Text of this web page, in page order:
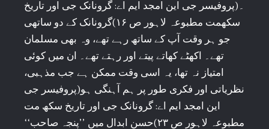
۔(پروفیسر جی این امجد ایم اے: گرونانک جی اور تاریخ
سکھمت مطبوعہ لاہور ص ۱۶)گرونانک کے دو ساتھی
جو ہر وقت آپ کے ساتھ رہے تھے، وہ بھی مسلمان
تھے۔ اکھٹے کھاتے پیتے اور رہتے تھے۔ ان میں کوئی
امتیاز نہ تھا، یہ اسی وقت ممکن ہے جب مذہبی،
نظریاتی اور فکری طور پر ہم آہنگی ہو(پروفیسر جی
این امجد ایم اے: گرونانک جی اور تاریخ سکھ مت
مطبوعہ لاہور ص ۲۳)حسن ابدال میں ’’پنجہ صاحب‘‘